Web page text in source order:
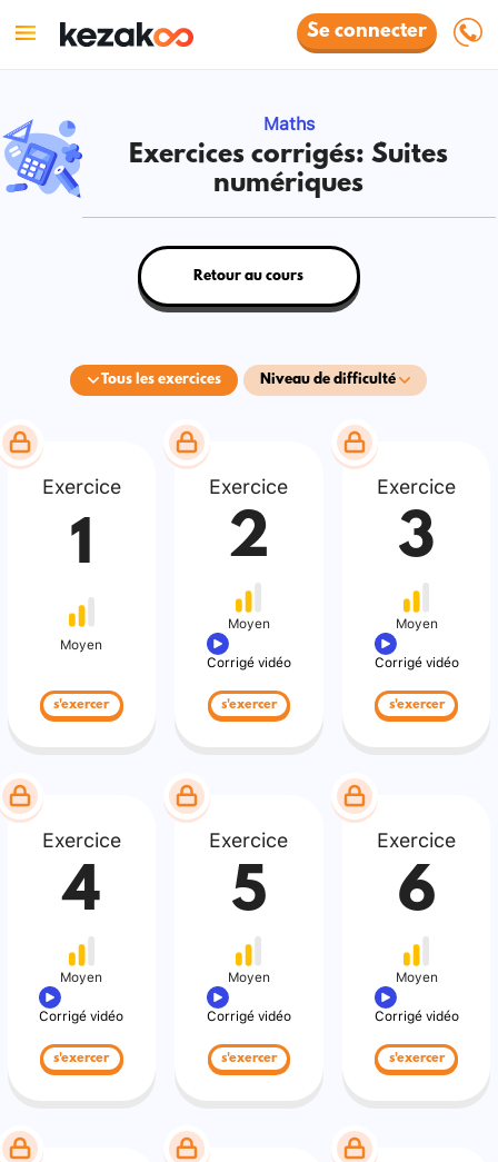
Se connecter
Maths
Exercices corrigés: Suites
numériques
Tous les exercices Niveau de difficulté
Retour au cours
Exercice
1
Moyen
s'exercer
Exercice
2
Moyen
Corrigé vidéo
s'exercer
Exercice
3
Moyen
Corrigé vidéo
s'exercer
Exercice
4
Moyen
Corrigé vidéo
s'exercer
Exercice
5
Moyen
Corrigé vidéo
s'exercer
Exercice
6
Moyen
Corrigé vidéo
s'exercer